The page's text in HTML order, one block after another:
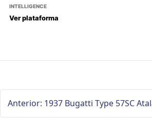
INTELLIGENCE
Ver plataforma
Anterior: 1937 Bugatti Type 57SC